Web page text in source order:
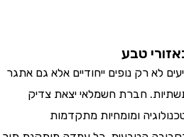
טבע
רק נופים ייחודיים אלא גם אתגר
חברת חשמלאי יצאת צדיק
ומומחיות מתקדמות